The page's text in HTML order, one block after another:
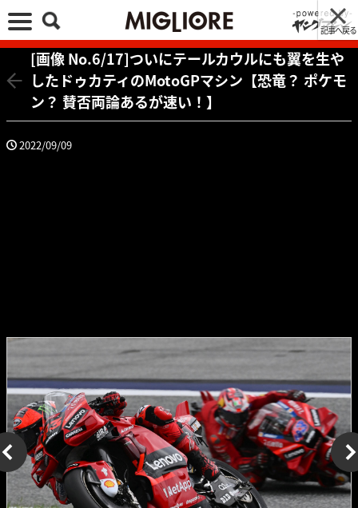
記事へ戻る
[画像 No.6/17]ついにテールカウルにも翼を生や
したドゥカティのMotoGPマシン【恐竜？ ポケモ
ン？ 賛否両論あるが速い！】
2022/09/09